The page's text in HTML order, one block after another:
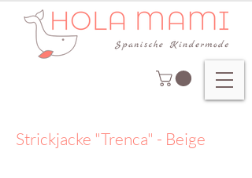
Strickjacke "Trenca" - Beige